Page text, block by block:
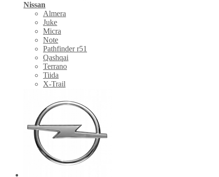
Nissan
Almera
Juke
Micra
Note
Pathfinder r51
Qashqai
Terrano
Tiida
X-Trail